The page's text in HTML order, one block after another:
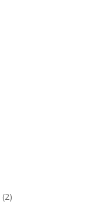
(2)